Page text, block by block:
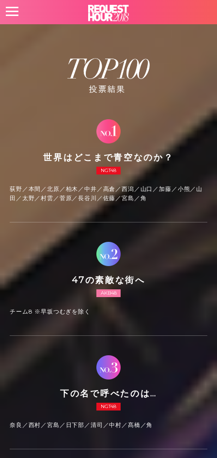
t
o
世界はどこまで青空なのか？
NGT48
荻野／本間／北原／柏木／中井／高倉／西潟／山口／加藤／小熊／山
田／太野／村雲／菅原／長谷川／佐藤／宮島／角
47の素敵な街へ
AKB48
チーム8 ※早坂つむぎを除く
下の名で呼べたのは…
NGT48
奈良／西村／宮島／日下部／清司／中村／髙橋／角